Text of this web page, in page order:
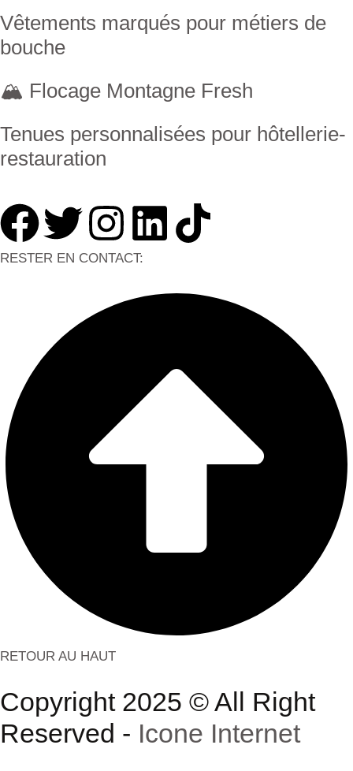
Vêtements marqués pour métiers de
bouche
🏔 Flocage Montagne Fresh
Tenues personnalisées pour hôtellerie-
restauration
RESTER EN CONTACT:
RETOUR AU HAUT
Copyright 2025 © All Right
Reserved - Icone Internet